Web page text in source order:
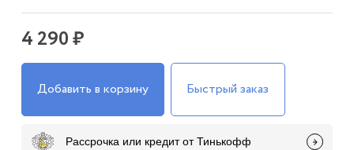
4 290 ₽
Добавить в корзину Быстрый заказ
Рассрочка или кредит от Тинькофф